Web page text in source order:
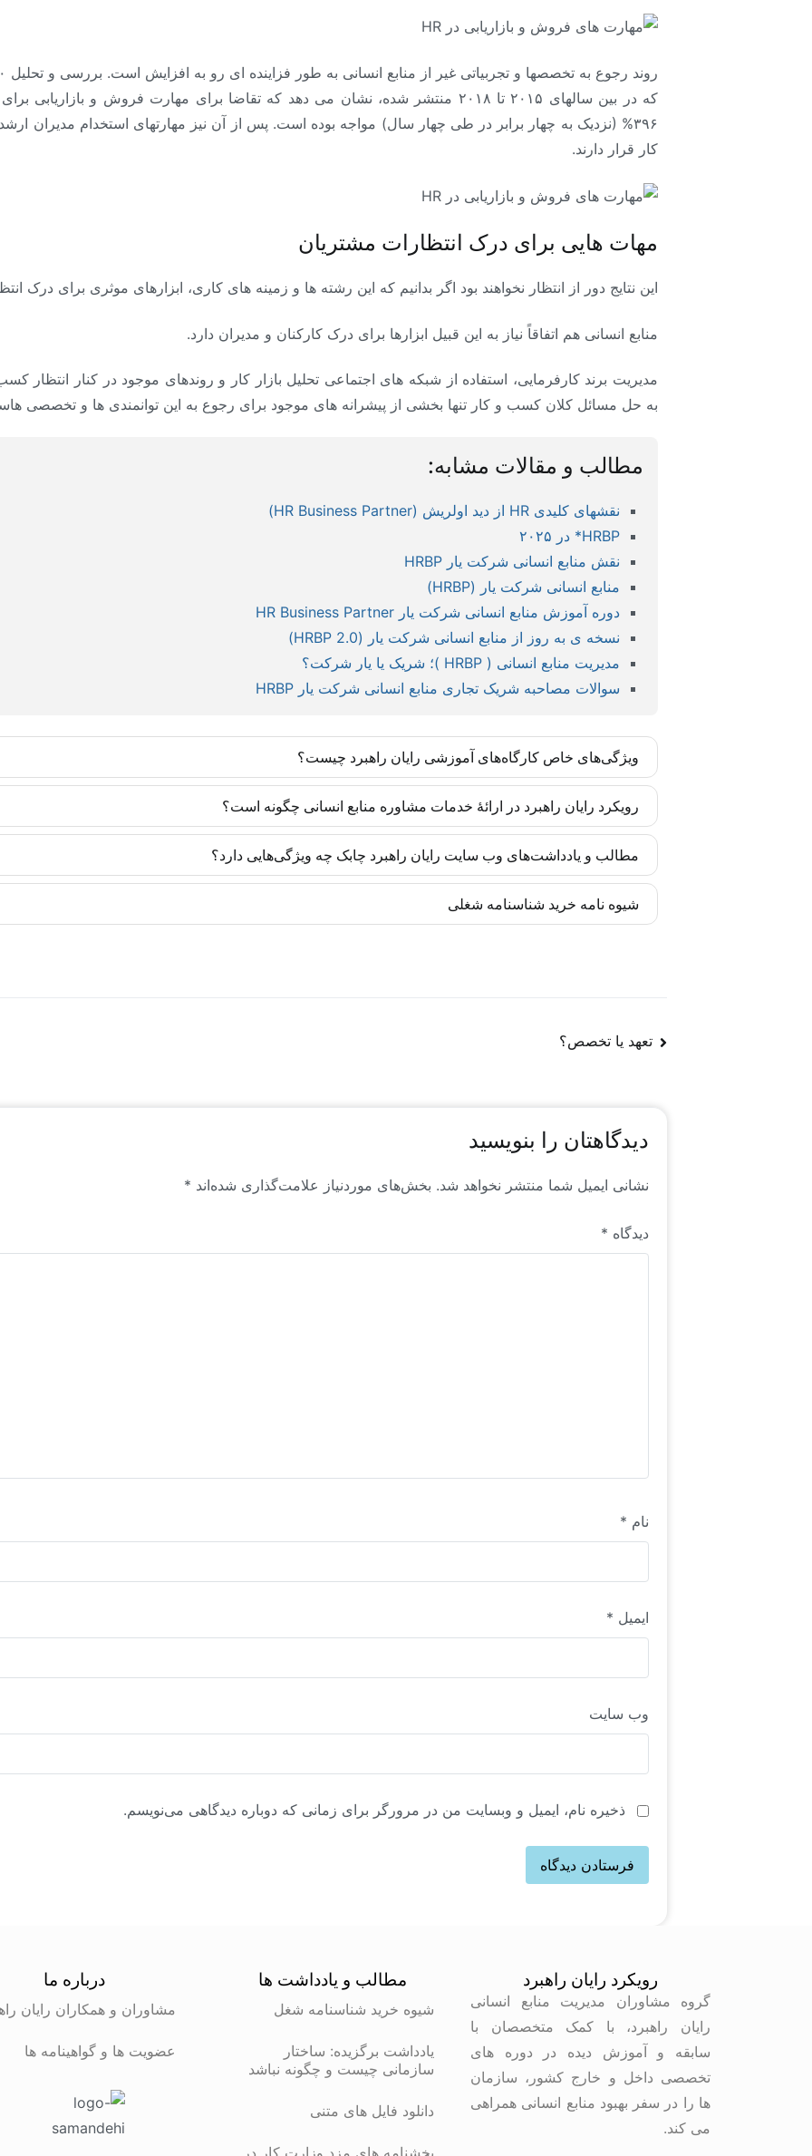
که در بین سالهای ۲۰۱۵ تا ۲۰۱۸ منتشر شده، نشان می دهد که تقاضا برای مهارت فروش و
۳۹۶% (نزدیک به چهار برابر در طی چهار سال) مواجه بوده است. پس از آن نیز مهارتهای استخدام مدیران
کار قرار دارند.
مهات هایی برای درک انتظارات مشتریان
این نتایج دور از انتظار نخواهند بود اگر بدانیم که این رشته ها و زمینه های کاری، ابزارهای موثری برای درک
منابع انسانی هم اتفاقاً نیاز به این قبیل ابزارها برای درک کارکنان و مدیران دارد.
مدیریت برند کارفرمایی، استفاده از شبکه های اجتماعی تحلیل بازار کار و روندهای موجود در کنار انتظار
به حل مسائل کلان کسب و کار تنها بخشی از پیشرانه های موجود برای رجوع به این توانمندی ها و تخصصی
مطالب و مقالات مشابه:
نقشهای کلیدی HR از دید اولریش (HR Business Partner)
HRBP* در ۲۰۲۵
نقش منابع انسانی شرکت یار HRBP
منابع انسانی شرکت یار (HRBP)
دوره آموزش منابع انسانی شرکت یار HR Business Partner
نسخه ی به روز از منابع انسانی شرکت یار (HRBP 2.0)
مدیریت منابع انسانی ( HRBP )؛ شریک یا یار شرکت؟
سوالات مصاحبه شریک تجاری منابع انسانی شرکت یار HRBP
ویژگی‌های خاص کارگاه‌های آموزشی رایان راهبرد چیست؟
کارگاه‌های رایان راهبرد بر اساس مدل‌ها و روش‌های روز دنیا و با رویکرد ایجاد مهارت تخصصی تدارک دیده شده‌اند و
تضمین شده است. این مهارت‌ها برای مدیران و متخصصان منابع انسانی یک مزیت رقابتی ایجاد می‌کنند تا در موقعیت‌های
رویکرد رایان راهبرد در ارائۀ خدمات مشاوره منابع انسانی چگونه است؟
رایان راهبرد تأکید زیادی به درونی‌سازی متدهای به کار گرفته‌شده در سازمان‌ها دارد. به طوری که تمامی پروژه‌های
انسانی سازمان آغاز می‌شوند. بدین ترتیب اجرا با آگاهی از دورنما و تسلط بر تکنیک همراه خواهد بود. سازمان نیز در
به‌روز‌رسانی‌ها را متناسب با تغییرات پیش برد.
مطالب و یادداشت‌های وب سایت رایان راهبرد چابک چه ویژگی‌هایی دارد؟
کادر تحریریه رایان راهبرد چابک متشکل از متخصصان منابع انسانی با تسلط بر روزنامه‌نگاری است و متفاوت با
شبکه‌های اجتماعی، به کیفیت محتوا وفادارند. مطالب و یادداشت‌هایی که در وب سایت منتشر می‌شوند، عمدتاً محتوای
شیوه نامه خرید شناسنامه شغلی
تعهد یا تخصص؟
دیدگاهتان را بنویسید
نشانی ایمیل شما منتشر نخواهد شد. بخش‌های موردنیاز علامت‌گذاری شده‌اند *
دیدگاه *
نام *
ایمیل *
وب‌ سایت
ذخیره نام، ایمیل و وبسایت من در مرورگر برای زمانی که دوباره دیدگاهی می‌نویسم.
رویکرد رایان راهبرد
گروه مشاوران مدیریت منابع انسانی
رایان راهبرد، با کمک متخصصان با
سابقه و آموزش دیده در دوره های
تخصصی داخل و خارج کشور، سازمان
ها را در سفر بهبود منابع انسانی همراهی
می کند.
مطالب و یادداشت ها
شیوه خرید شناسنامه شغل
یادداشت برگزیده: ساختار
سازمانی چیست و چگونه نباشد
دانلود فایل های متنی
بخشنامه های مزد وزارت کار در
درباره ما
مشاوران و همکاران رایان
عضویت ها و گواهینامه ها